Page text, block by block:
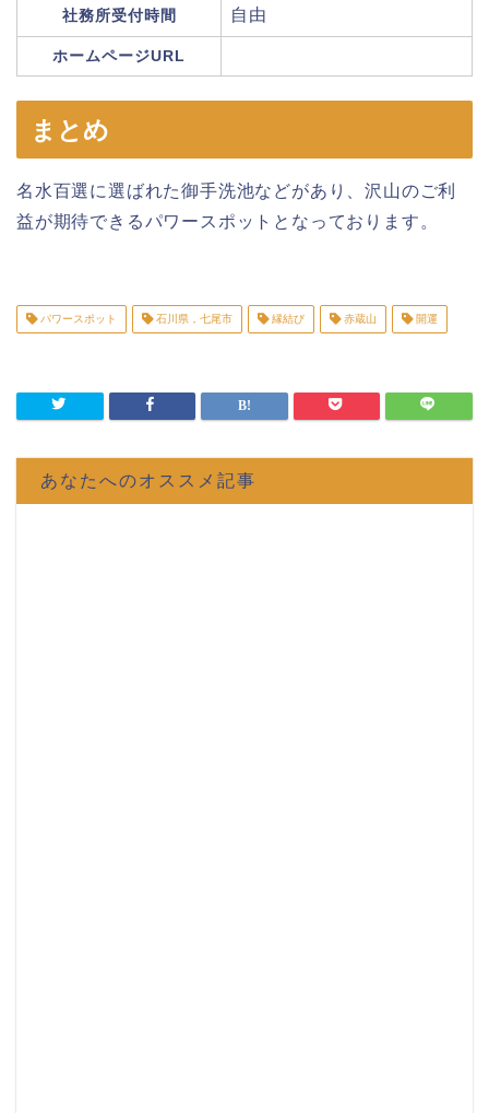
社務所受付時間 自由
ホームページURL
まとめ
名水百選に選ばれた御手洗池などがあり、沢山のご利
益が期待できるパワースポットとなっております。
パワースポット 石川県，七尾市 縁結び 赤蔵山 開運
あなたへのオススメ記事